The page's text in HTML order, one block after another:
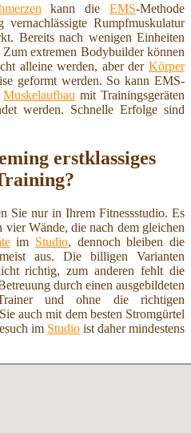
kann dieEMS-Methode
Rumpfmuskulatur
Bereits nach wenigen Einheiten
extremen Bodybuilder können
alleine werden, aber der Körper
geformt werden. So kann EMS-
Muskelaufbau mit Trainingsgeräten
werden. Schnelle Erfolge sind
erstklassiges
Sie nur in Ihrem Fitnessstudio. Es
Wände, die nach dem gleichen
im Studio, dennoch bleiben die
aus. Die billigen Varianten
richtig, zum anderen fehlt die
durch einen ausgebildeten
und ohne die richtigen
auch mit dem besten Stromgürtel
im Studio ist daher mindestens